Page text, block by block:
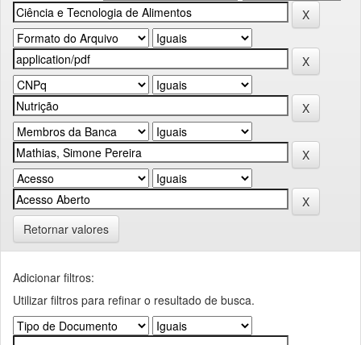
Retornar valores
Adicionar filtros:
Utilizar filtros para refinar o resultado de busca.